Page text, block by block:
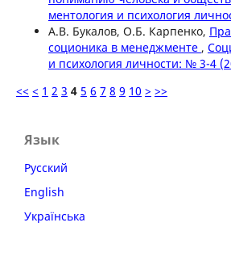
ментология и психология
А.В. Букалов, О.Б. Карпенко,
соционика в менеджменте ,
и психология личности: № 3-4
<< < 1 2 3 4 5 6 7 8 9 10 > >>
Язык
Русский
English
Українська